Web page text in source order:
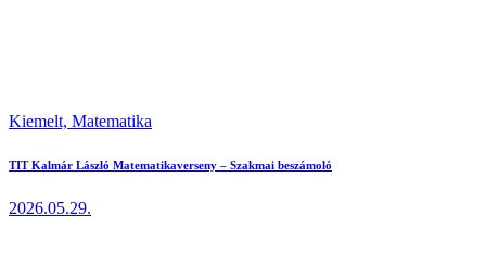
Kiemelt, Matematika
TIT Kalmár László Matematikaverseny – Szakmai beszámoló
2026.05.29.